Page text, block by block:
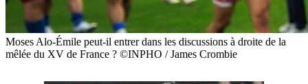
Moses Alo-Émile peut-il entrer dans les discussions à droite de la
mêlée du XV de France ? ©INPHO / James Crombie